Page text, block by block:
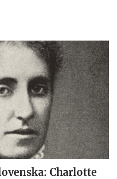
Charlotte